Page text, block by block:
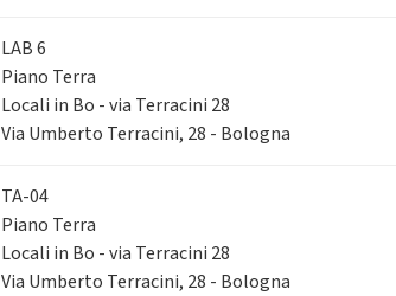
LAB 6
Piano Terra
Locali in Bo - via Terracini 28
Via Umberto Terracini, 28 - Bologna
TA-04
Piano Terra
Locali in Bo - via Terracini 28
Via Umberto Terracini, 28 - Bologna